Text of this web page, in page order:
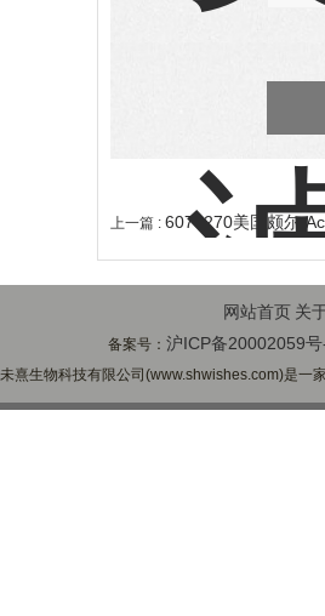
上一篇 : 6074270美国颇尔
网站首页 关
备案号：沪ICP备20002059
熹生物科技有限公司(www.shwishes.com)是一